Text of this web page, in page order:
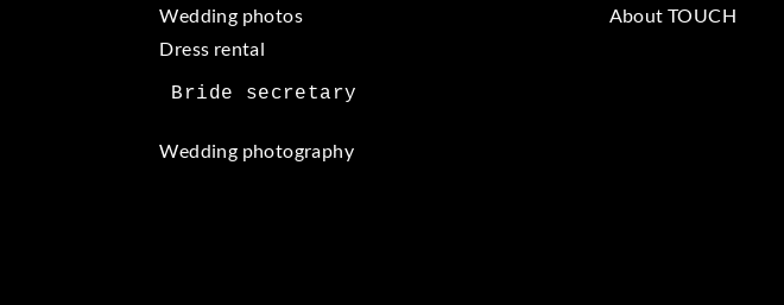
Wedding photos
Dress rental
Wedding photography
About TOUCH